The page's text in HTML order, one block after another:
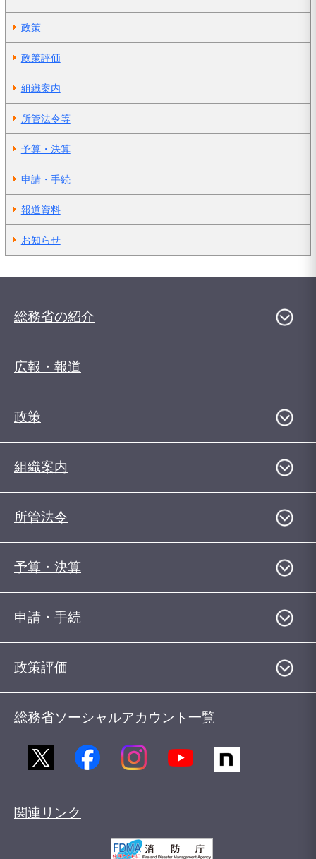
政策
政策評価
組織案内
所管法令等
予算・決算
申請・手続
報道資料
お知らせ
総務省の紹介
広報・報道
政策
組織案内
所管法令
予算・決算
申請・手続
政策評価
総務省ソーシャルアカウント一覧
関連リンク